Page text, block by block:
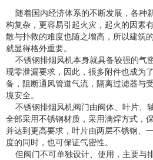
随着国内经济体系的不断发展，各种
构复杂，更容易引起火灾，起火的因素
散与扑救的难度也随之增高，所以建筑
就显得格外重要。
不锈钢排烟风机本身就具备较强的气
现零泄漏要求，因此，很多附件也成为
备，阻断通风管道气流，隔离过滤器与
境安全。
不锈钢排烟风机阀门由阀体、叶片、
全部采用不锈钢材质，采用满焊方式，
并达到更高要求，叶片由两层不锈钢、
度的同时，也可保证气密性。
但阀门不可单独设计、使用，主要与